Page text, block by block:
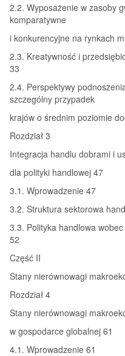
2.2. Wyposażenie w zasoby
komparatywne
i konkurencyjne na rynkach
2.3. Kreatywność i
33
2.4. Perspektywy
szczególny przypadek
krajów o średnim poziomie
Rozdział 3
Integracja handlu dobrami i
dla polityki handlowej 47
3.1. Wprowadzenie 47
3.2. Struktura sektorowa
3.3. Polityka handlowa
52
Część II
Stany nierównowagi
Rozdział 4
Stany nierównowagi
w gospodarce globalnej 61
4.1. Wprowadzenie 61